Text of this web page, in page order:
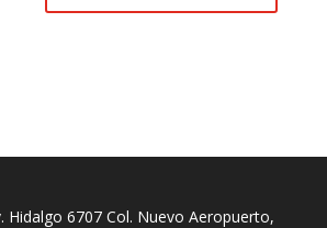
Hidalgo 6707 Col. Nuevo Aeropuerto,